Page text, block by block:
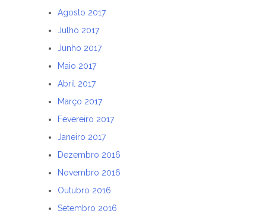
Agosto 2017
Julho 2017
Junho 2017
Maio 2017
Abril 2017
Março 2017
Fevereiro 2017
Janeiro 2017
Dezembro 2016
Novembro 2016
Outubro 2016
Setembro 2016